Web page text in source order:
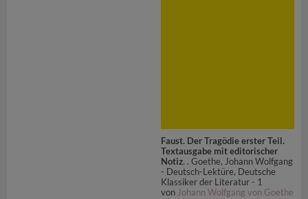
Faust. Der Tragödie erster Teil.
Textausgabe mit editorischer
Notiz. . Goethe, Johann Wolfgang
- Deutsch-Lektüre, Deutsche
Klassiker der Literatur - 1
von Johann Wolfgang von Goethe